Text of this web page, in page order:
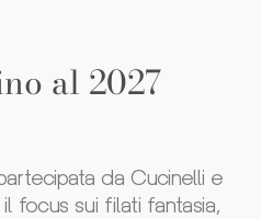
al 2027
da Cucinelli e
focus sui filati fantasia,